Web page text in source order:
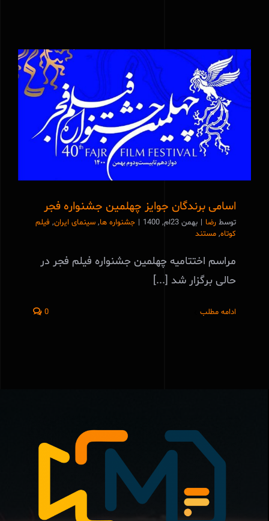
اسامی برندگان جوایز چهلمین جشنواره فجر
اسامی برندگان جوایز چهلمین جشنواره فجر
توسط رضا | بهمن 23ام, 1400 | جشنواره ها, سینمای ایران, فیلم
کوتاه, مستند
مراسم اختتامیه چهلمین جشنواره فیلم فجر در
حالی برگزار شد [...]
ادامه مطلب 0